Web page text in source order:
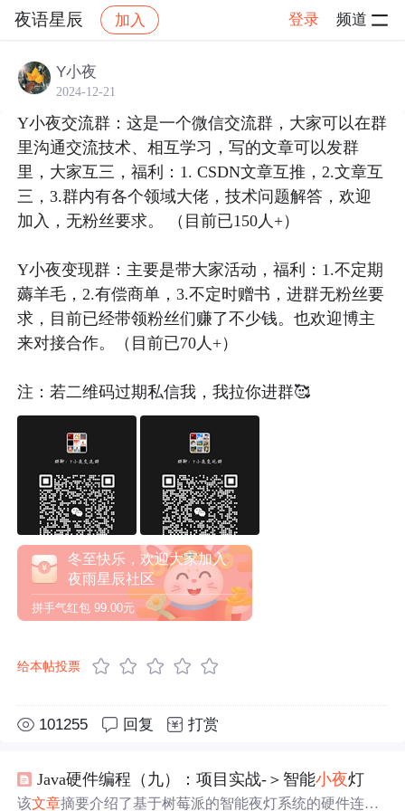
夜语星辰 加入 登录 频道
社区 夜语星辰
Y小夜
2024-12-21
Y小夜交流群：这是一个微信交流群，大家可以在群
里沟通交流技术、相互学习，写的文章可以发群
里，大家互三，福利：1. CSDN文章互推，2.文章互
三，3.群内有各个领域大佬，技术问题解答，欢迎
加入，无粉丝要求。 （目前已150人+）
Y小夜变现群：主要是带大家活动，福利：1.不定期
薅羊毛，2.有偿商单，3.不定时赠书，进群无粉丝要
求，目前已经带领粉丝们赚了不少钱。也欢迎博主
来对接合作。（目前已70人+）
注：若二维码过期私信我，我拉你进群🥰
冬至快乐，欢迎大家加入
夜雨星辰社区
拼手气红包 99.00元
给本帖投票
101255 回复 打赏
Java硬件编程（九）：项目实战-＞智能小夜灯
该文章摘要介绍了基于树莓派的智能夜灯系统的硬件连